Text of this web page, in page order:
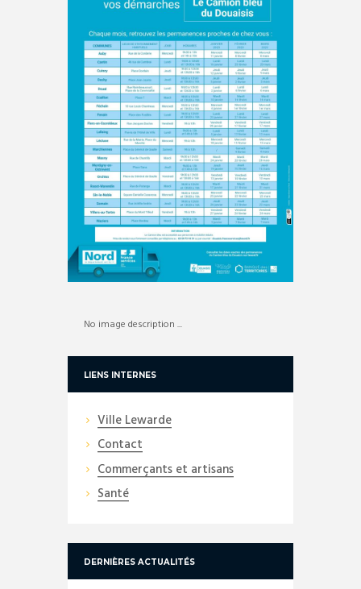
No image description ...
LIENS INTERNES
Ville Lewarde
Contact
Commerçants et artisans
Santé
DERNIÈRES ACTUALITÉS